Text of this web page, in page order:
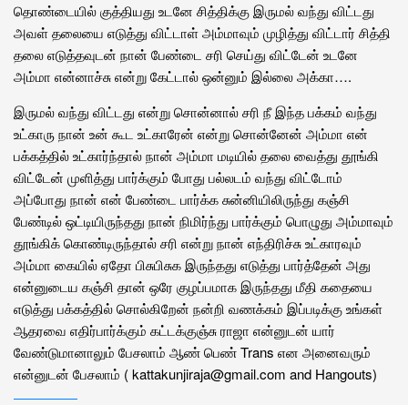
தொண்டையில் குத்தியது உடனே சித்திக்கு இருமல் வந்து விட்டது
அவள் தலையை எடுத்து விட்டாள் அம்மாவும் முழித்து விட்டார் சித்தி
தலை எடுத்தவுடன் நான் பேண்டை சரி செய்து விட்டேன் உடனே
அம்மா என்னாச்சு என்று கேட்டால் ஒன்னும் இல்லை அக்கா….
இருமல் வந்து விட்டது என்று சொன்னால் சரி நீ இந்த பக்கம் வந்து
உட்காரு நான் உன் கூட உட்காரேன் என்று சொன்னேன் அம்மா என்
பக்கத்தில் உட்கார்ந்தால் நான் அம்மா மடியில் தலை வைத்து தூங்கி
விட்டேன் முளித்து பார்க்கும் போது பல்லடம் வந்து விட்டோம்
அப்போது நான் என் பேண்டை பார்க்க சுன்னியிலிருந்து கஞ்சி
பேண்டில் ஒட்டியிருந்தது நான் நிமிர்ந்து பார்க்கும் பொழுது அம்மாவும்
தூங்கிக் கொண்டிருந்தால் சரி என்று நான் எந்திரிச்சு உட்காரவும்
அம்மா கையில் ஏதோ பிசுபிசுக இருந்தது எடுத்து பார்த்தேன் அது
என்னுடைய கஞ்சி தான் ஒரே குழப்பமாக இருந்தது மீதி கதையை
எடுத்து பக்கத்தில் சொல்கிறேன் நன்றி வணக்கம் இப்படிக்கு உங்கள்
ஆதரவை எதிர்பார்க்கும் கட்டக்குஞ்சு ராஜா என்னுடன் யார்
வேண்டுமானாலும் பேசலாம் ஆண் பெண் Trans என அனைவரும்
என்னுடன் பேசலாம் ( kattakunjiraja@gmail.com and Hangouts)